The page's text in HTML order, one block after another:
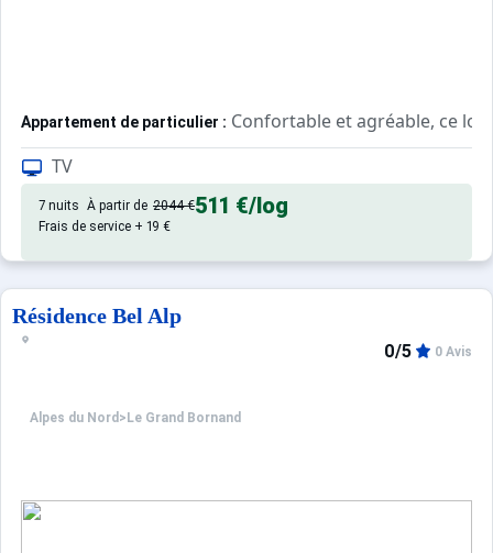
Appartement de particulier : Confortable et agréable, ce
TV
7 nuits À partir de 2044 €511 €/log
Frais de service + 19 €
Résidence Bel Alp
Alpes du Nord > Le Grand Bornand
0/5 0 Avis